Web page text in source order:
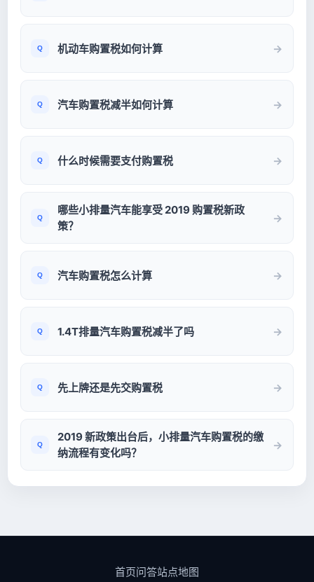
机动车购置税如何计算
汽车购置税减半如何计算
什么时候需要支付购置税
哪些小排量汽车能享受 2019 购置税新政
策？
汽车购置税怎么计算
1.4T排量汽车购置税减半了吗
先上牌还是先交购置税
2019 新政策出台后，小排量汽车购置税的缴
纳流程有变化吗？
首页问答站点地图